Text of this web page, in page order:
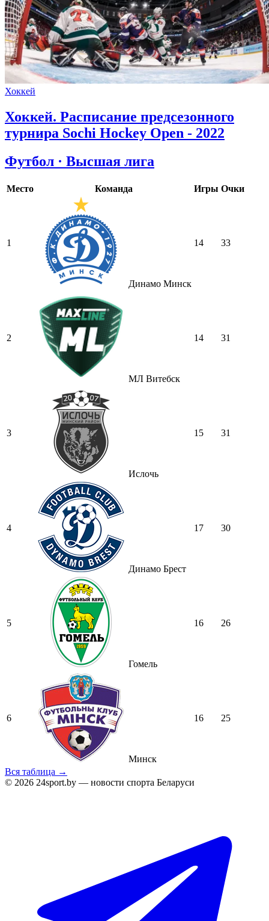
Хоккей
Хоккей. Расписание предсезонного
турнира Sochi Hockey Open - 2022
Футбол · Высшая лига
Место Команда Игры Очки
1
Динамо Минск
14 33
2
МЛ Витебск
14 31
3
Ислочь
15 31
4
Динамо Брест
17 30
5
Гомель
16 26
6
Минск
16 25
Вся таблица →
© 2026 24sport.by — новости спорта Беларуси